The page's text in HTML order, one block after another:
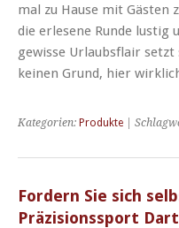
mal zu Hause mit Gästen
die erlesene Runde lustig
gewisse Urlaubsflair
keinen Grund, hier
Kategorien: Produkte |
Fordern Sie sich
Präzisionssport